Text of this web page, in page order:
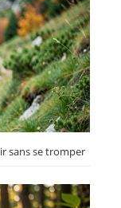
sans se tromper